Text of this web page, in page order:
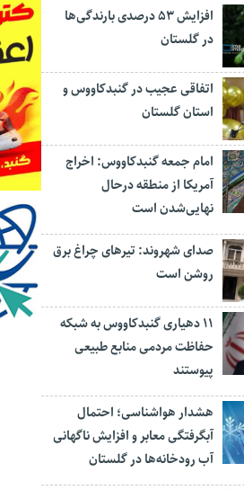
افزایش ۵۳ درصدی بارندگی‌ها
در گلستان
اتفاقی عجیب در‌ گنبدکاووس و
استان گلستان
امام جمعه گنبدکاووس: اخراج
آمریکا از منطقه درحال
نهایی‌شدن است
صدای شهروند: تیرهای چراغ برق
روشن است
۱۱ دهیاری گنبدکاووس به شبکه
حفاظت مردمی منابع طبیعی
پیوستند
هشدار هواشناسی؛ احتمال
آبگرفتگی معابر و افزایش ناگهانی
آب رودخانه‌ها در گلستان